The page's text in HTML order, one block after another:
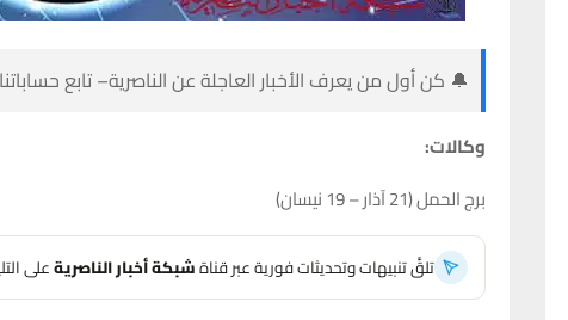
🔔 كن أول من يعرف الأخبار العاجلة عن الناصرية– تابع
وكالات:
برج الحمل (21 آذار – 19 نيسان)
تلقَّ تنبيهات وتحديثات فورية عبر قناةشبكة أخبار الناصريةعلى